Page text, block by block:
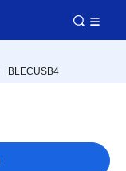
BLECUSB4